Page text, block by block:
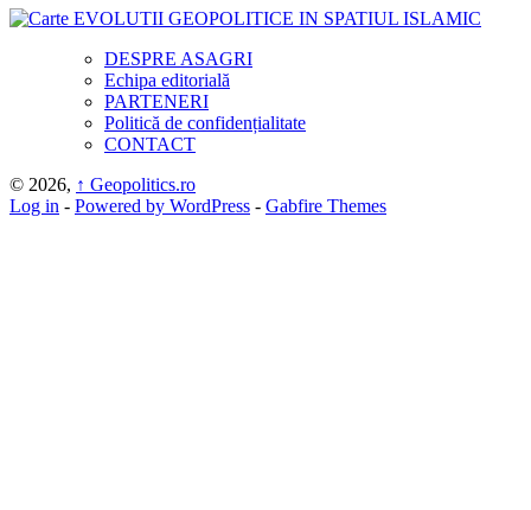
DESPRE ASAGRI
Echipa editorială
PARTENERI
Politică de confidențialitate
CONTACT
© 2026, ↑ Geopolitics.ro
Log in - Powered by WordPress - Gabfire Themes